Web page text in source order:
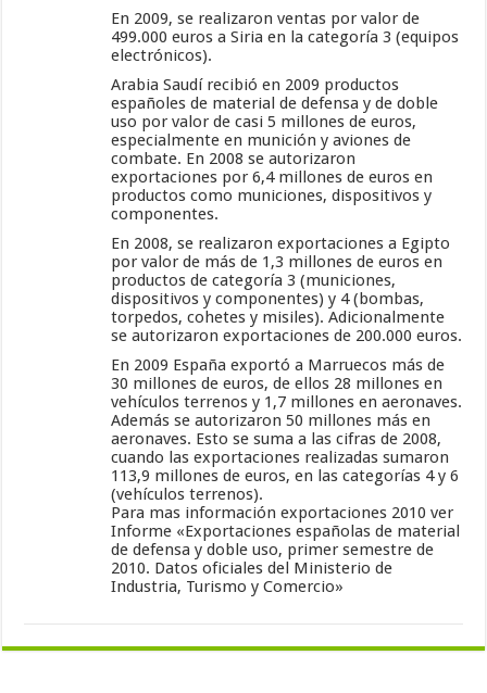
En 2009, se realizaron ventas por valor de
499.000 euros a Siria en la categoría 3 (equipos
electrónicos).
Arabia Saudí recibió en 2009 productos
españoles de material de defensa y de doble
uso por valor de casi 5 millones de euros,
especialmente en munición y aviones de
combate. En 2008 se autorizaron
exportaciones por 6,4 millones de euros en
productos como municiones, dispositivos y
componentes.
En 2008, se realizaron exportaciones a Egipto
por valor de más de 1,3 millones de euros en
productos de categoría 3 (municiones,
dispositivos y componentes) y 4 (bombas,
torpedos, cohetes y misiles). Adicionalmente
se autorizaron exportaciones de 200.000 euros.
En 2009 España exportó a Marruecos más de
30 millones de euros, de ellos 28 millones en
vehículos terrenos y 1,7 millones en aeronaves.
Además se autorizaron 50 millones más en
aeronaves. Esto se suma a las cifras de 2008,
cuando las exportaciones realizadas sumaron
113,9 millones de euros, en las categorías 4 y 6
(vehículos terrenos).
Para mas información exportaciones 2010 ver
Informe «Exportaciones españolas de material
de defensa y doble uso, primer semestre de
2010. Datos oficiales del Ministerio de
Industria, Turismo y Comercio»